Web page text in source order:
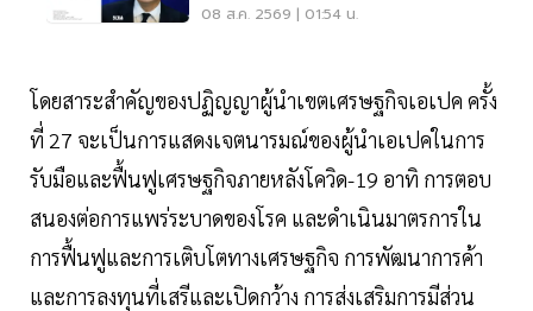
08 ส.ค. 2569 | 01:54 น.
โดยสาระสำคัญของปฏิญญาผู้นำเขตเศรษฐกิจเอเปค ครั้ง
ที่ 27 จะเป็นการแสดงเจตนารมณ์ของผู้นำเอเปคในการ
รับมือและฟื้นฟูเศรษฐกิจภายหลังโควิด-19 อาทิ การตอบ
สนองต่อการแพร่ระบาดของโรค และดำเนินมาตรการใน
การฟื้นฟูและการเติบโตทางเศรษฐกิจ การพัฒนาการค้า
และการลงทุนที่เสรีและเปิดกว้าง การส่งเสริมการมีส่วน